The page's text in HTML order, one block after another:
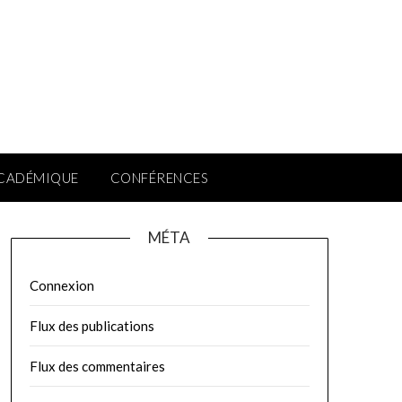
CONFÉRENCES
MÉTA
Connexion
Flux des publications
Flux des commentaires